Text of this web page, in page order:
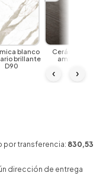
blanco
brillante
D90
Cerámica gris
amber D89
‹ ›
por transferencia: 830,53
dirección de entrega